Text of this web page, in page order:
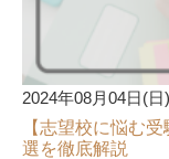
2024年08月04日(日)
【志望校に悩む
選を徹底解説